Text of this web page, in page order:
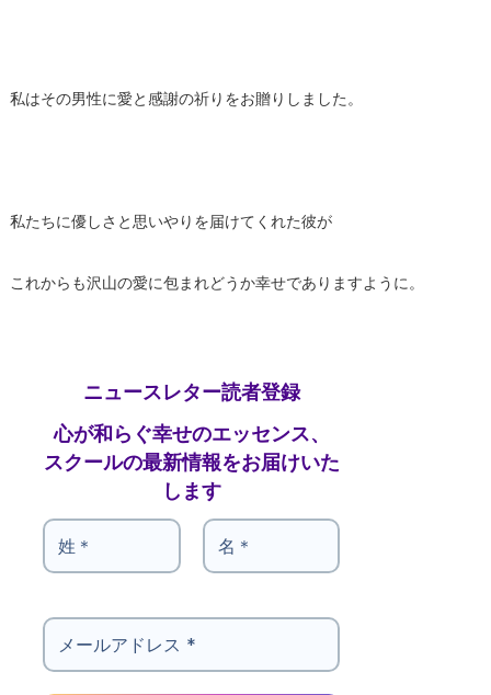
私はその男性に愛と感謝の祈りをお贈りしました。
私たちに優しさと思いやりを届けてくれた彼が
これからも沢山の愛に包まれどうか幸せでありますように。
ニュースレター読者登録
心が和らぐ幸せのエッセンス、
スクールの最新情報をお届けいた
します